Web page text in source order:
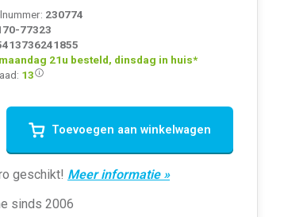
230774
77323
21u besteld, dinsdag in huis*
13
Toevoegen aan winkelwagen
geschikt! Meer informatie »
sinds 2006